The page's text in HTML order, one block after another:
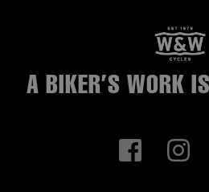
A BIKER’S WORK
 